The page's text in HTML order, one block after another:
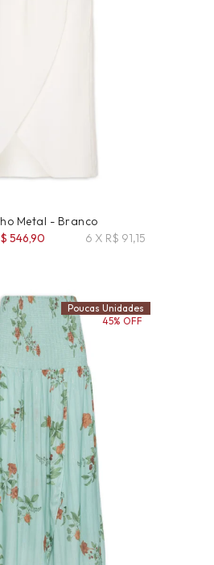
Metal - Branco
546,90 6 X R$ 91,15
Poucas Unidades
45% OFF